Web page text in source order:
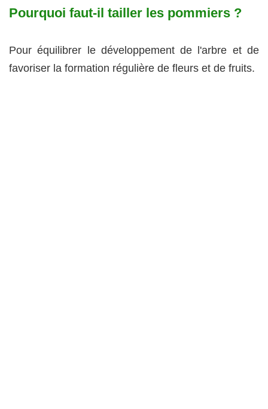
Pourquoi faut-il tailler les pommiers ?
Pour équilibrer le développement de l'arbre et de
favoriser la formation régulière de fleurs et de fruits.